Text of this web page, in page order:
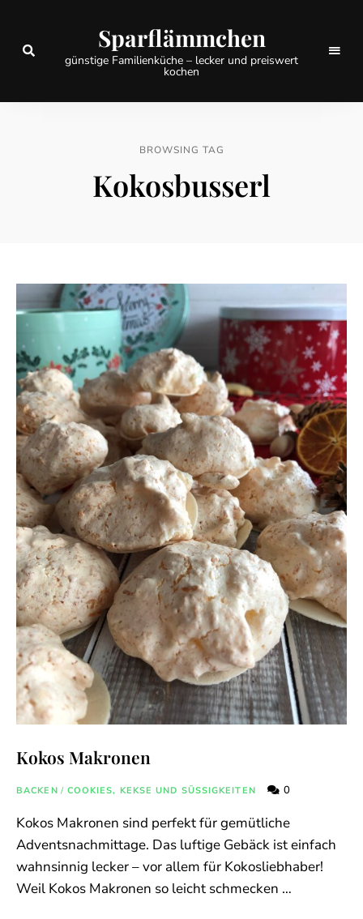
Sparflämmchen
günstige Familienküche – lecker und preiswert
kochen
BROWSING TAG
Kokosbusserl
Kokos Makronen
BACKEN / COOKIES, KEKSE UND SÜSSIGKEITEN 0
Kokos Makronen sind perfekt für gemütliche
Adventsnachmittage. Das luftige Gebäck ist einfach
wahnsinnig lecker – vor allem für Kokosliebhaber!
Weil Kokos Makronen so leicht schmecken …